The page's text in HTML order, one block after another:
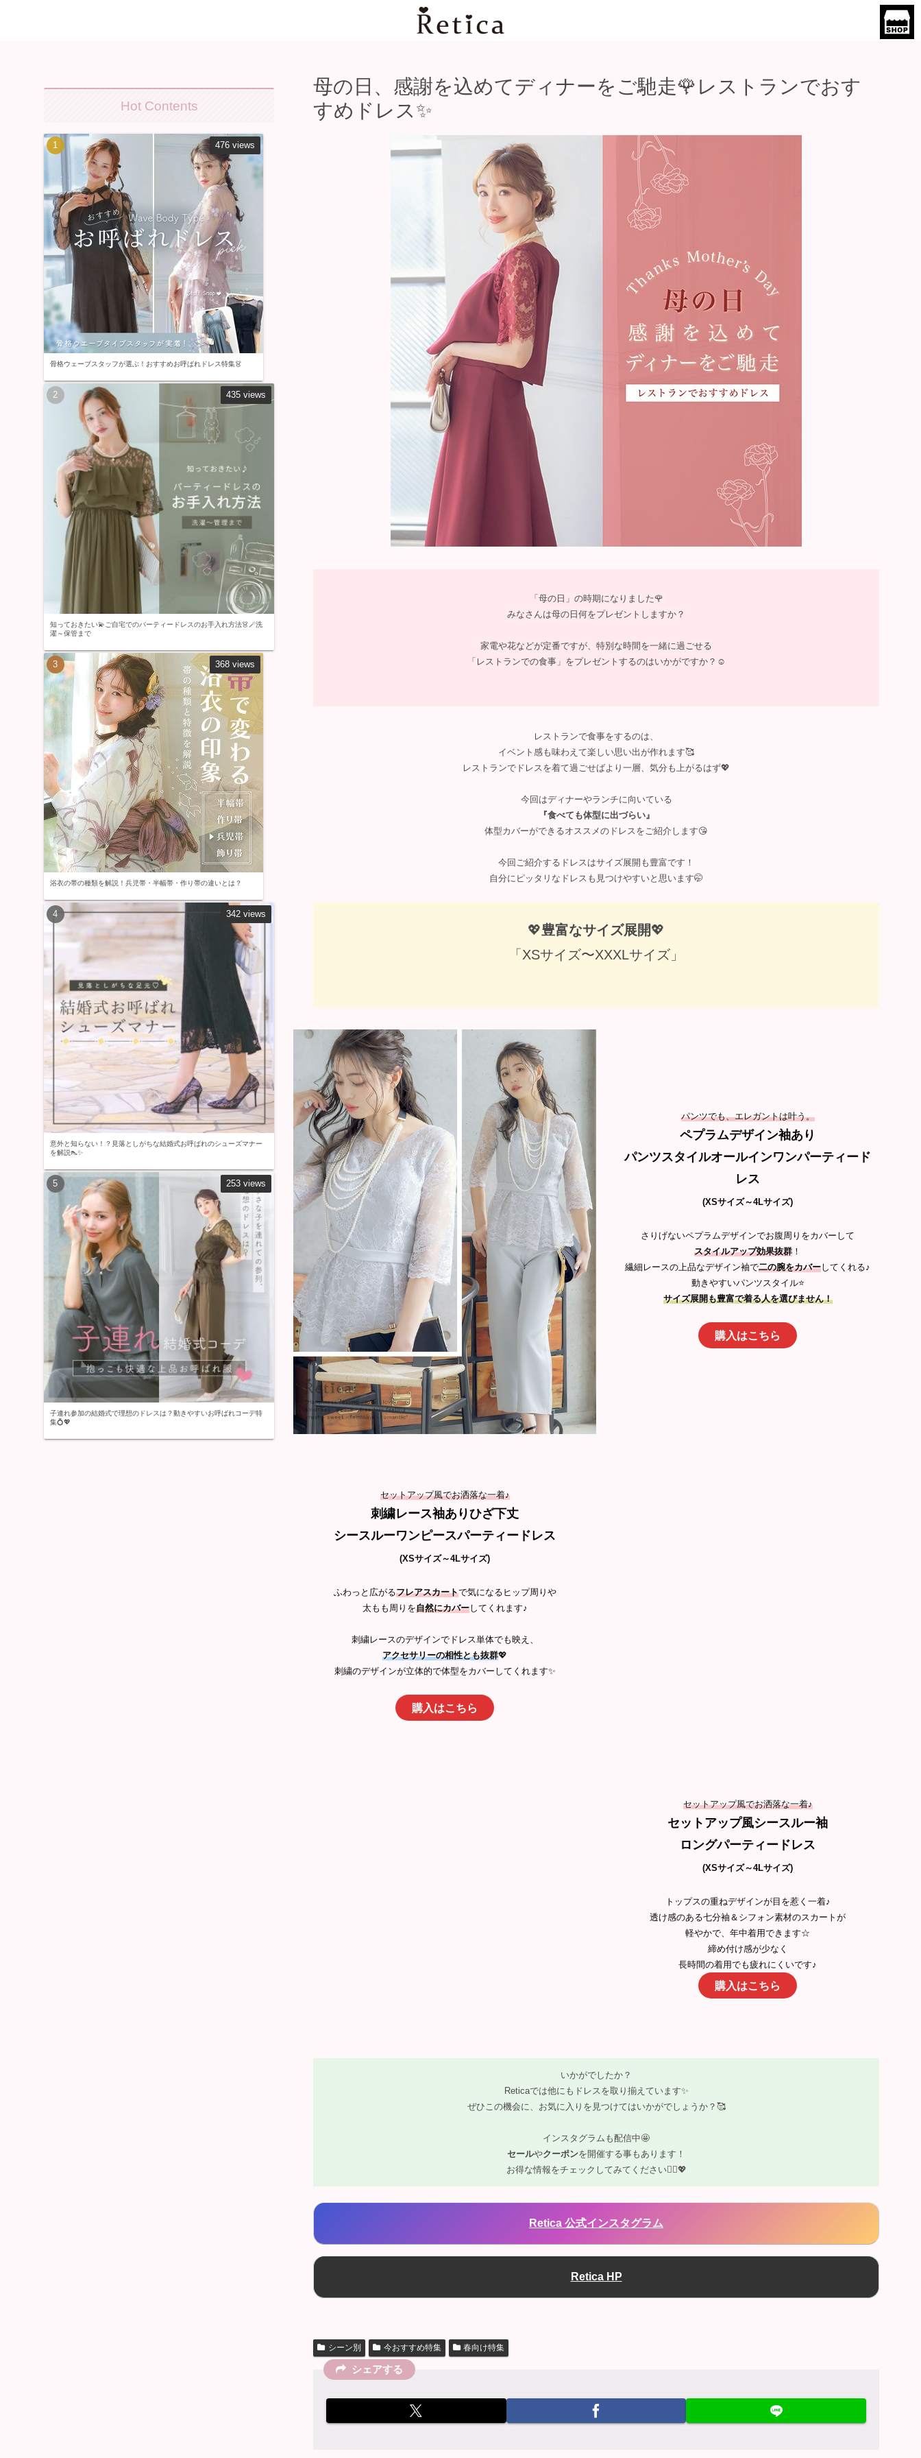
母の日、感謝を込めてディナーをご馳走🌹レストランでおす
すめドレス✨
「母の日」の時期になりました🌹
みなさんは母の日何をプレゼントしますか？
家電や花などが定番ですが、特別な時間を一緒に過ごせる
「レストランでの食事」をプレゼントするのはいかがですか？☺️
レストランで食事をするのは、
イベント感も味わえて楽しい思い出が作れます🥰
レストランでドレスを着て過ごせばより一層、気分も上がるはず💖
今回はディナーやランチに向いている
『食べても体型に出づらい』
体型カバーができるオススメのドレスをご紹介します😘
今回ご紹介するドレスはサイズ展開も豊富です！
自分にピッタリなドレスも見つけやすいと思います🤭
💖豊富なサイズ展開💖
「XSサイズ〜XXXLサイズ」
パンツでも、エレガントは叶う。
ペプラムデザイン袖あり
パンツスタイルオールインワンパーティード
レス
(XSサイズ～4Lサイズ)
さりげないペプラムデザインでお腹周りをカバーして
スタイルアップ効果抜群 ！
繊細レースの上品なデザイン袖で二の腕をカバーしてくれる♪
動きやすいパンツスタイル⭐️
サイズ展開も豊富で着る人を選びません！
購入はこちら
セットアップ風でお洒落な一着♪
刺繍レース袖ありひざ下丈
シースルーワンピースパーティードレス
(XSサイズ～4Lサイズ)
ふわっと広がるフレアスカートで気になるヒップ周りや
太もも周りを自然にカバーしてくれます♪
刺繍レースのデザインでドレス単体でも映え、
アクセサリーの相性とも抜群💖
刺繍のデザインが立体的で体型をカバーしてくれます✨
購入はこちら
セットアップ風でお洒落な一着♪
セットアップ風シースルー袖
ロングパーティードレス
(XSサイズ～4Lサイズ)
トップスの重ねデザインが目を惹く一着♪
透け感のある七分袖＆シフォン素材のスカートが
軽やかで、年中着用できます☆
締め付け感が少なく
長時間の着用でも疲れにくいです♪
購入はこちら
いかがでしたか？
Reticaでは他にもドレスを取り揃えています✨
ぜひこの機会に、お気に入りを見つけてはいかがでしょうか？🥰
インスタグラムも配信中🤩
セールやクーポンを開催する事もあります！
お得な情報をチェックしてみてください💁‍♀️💖
Retica 公式インスタグラム
Retica HP
シーン別 今おすすめ特集 春向け特集
シェアする
Hot Contents
骨格ウェーブスタッフが選ぶ！おすすめお呼ばれドレス特集👗
476 views
知っておきたい💫ご自宅でのパーティードレスのお手入れ方法👗🪄洗
濯～保管まで
435 views
浴衣の帯の種類を解説！兵児帯・半幅帯・作り帯の違いとは？
368 views
意外と知らない！？見落としがちな結婚式お呼ばれのシューズマナー
を解説👠✨
342 views
子連れ参加の結婚式で理想のドレスは？動きやすいお呼ばれコーデ特
集💍💖
253 views